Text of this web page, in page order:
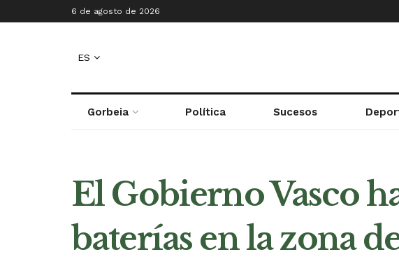
6 de agosto de 2026
ES
Gorbeia Política Sucesos
El Gobierno Vasco
baterías en la zona